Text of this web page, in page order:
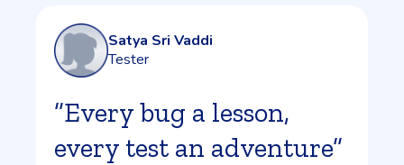
Satya Sri Vaddi
Tester
”Every bug a lesson,
every test an adventure”